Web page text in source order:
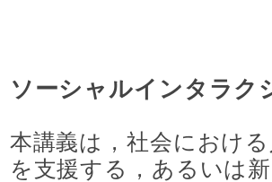
ソーシャルインタラク
本講義は，社会におけ
を支援する，あるいは